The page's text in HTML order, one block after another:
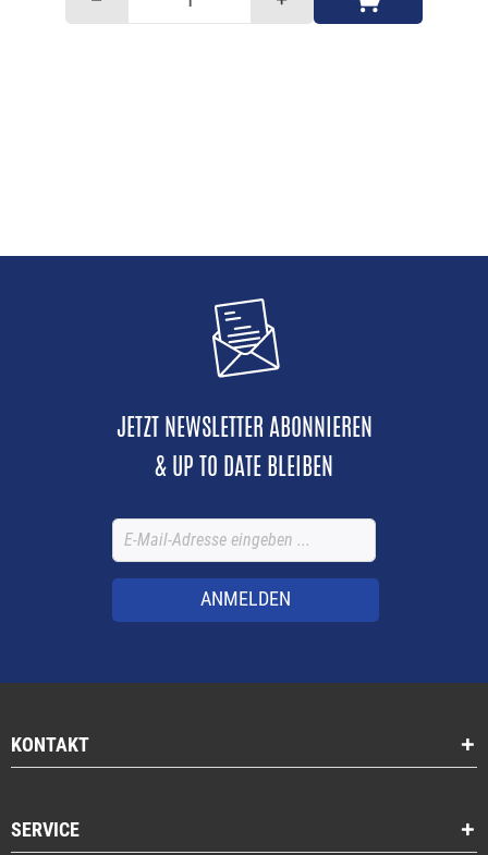
JETZT NEWSLETTER ABONNIEREN
& UP TO DATE BLEIBEN
ANMELDEN
KONTAKT
SERVICE